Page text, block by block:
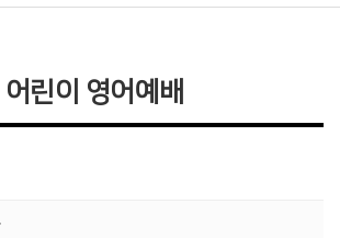
어린이 영어예배